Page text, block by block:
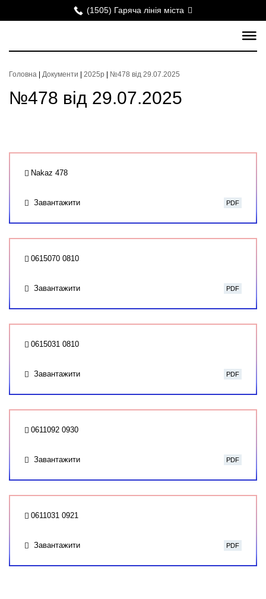
(1505) Гаряча лінія міста
Головна Документи 2025р №478 від 29.07.2025
№478 від 29.07.2025
Nakaz 478
Завантажити PDF
0615070 0810
Завантажити PDF
0615031 0810
Завантажити PDF
0611092 0930
Завантажити PDF
0611031 0921
Завантажити PDF